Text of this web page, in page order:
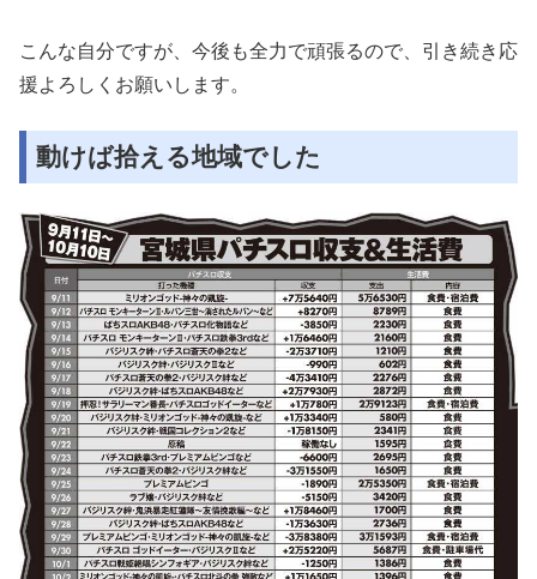
こんな自分ですが、今後も全力で頑張るので、引き続き応
援よろしくお願いします。
動けば拾える地域でした